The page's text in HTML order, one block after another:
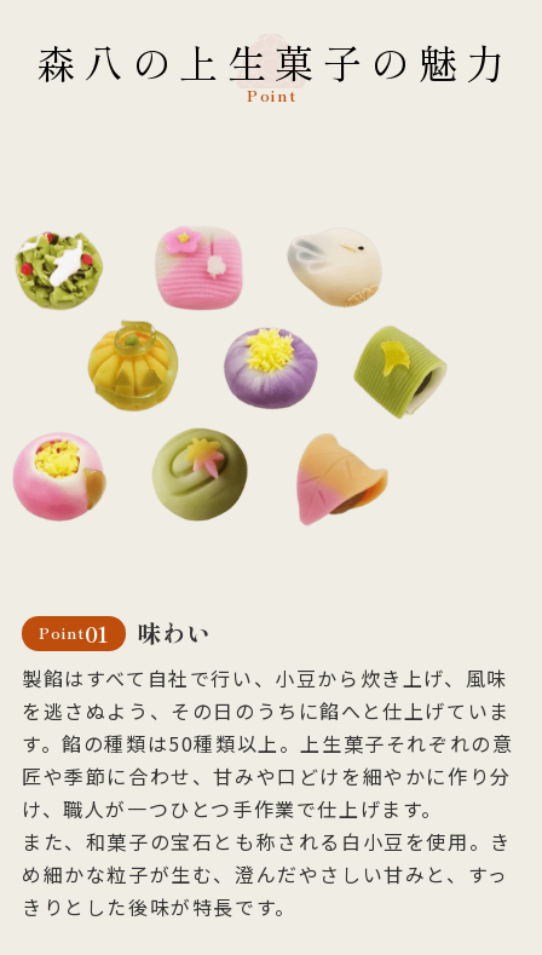
森八の上生菓子の魅力
Point
Point01 味わい
製餡はすべて自社で行い、小豆から炊き上げ、風味
を逃さぬよう、その日のうちに餡へと仕上げていま
す。餡の種類は50種類以上。上生菓子それぞれの意
匠や季節に合わせ、甘みや口どけを細やかに作り分
け、職人が一つひとつ手作業で仕上げます。
また、和菓子の宝石とも称される白小豆を使用。き
め細かな粒子が生む、澄んだやさしい甘みと、すっ
きりとした後味が特長です。